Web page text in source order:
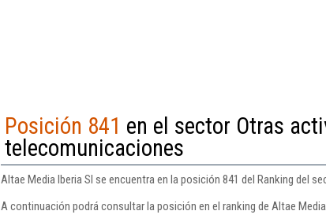
Posición 841 en el sector Otras
telecomunicaciones
Altae Media Iberia Sl se encuentra en la posición 841 del Ranking del
A continuación podrá consultar la posición en el ranking de Altae